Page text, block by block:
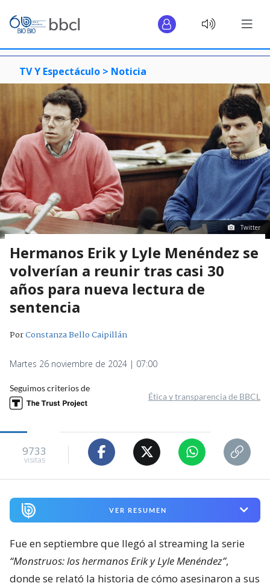
TV Y Espectáculo > Noticia
Twitter
Hermanos Erik y Lyle Menéndez se
volverían a reunir tras casi 30
años para nueva lectura de
sentencia
PorConstanza Bello Caipillán
Martes 26 noviembre de 2024 | 07:00
Seguimos criterios de
Ética y transparencia de BBCL
9733
visitas
VER RESUMEN
Fue en septiembre que llegó al streaming la serie
“Monstruos: los hermanos Erik y Lyle Menéndez”,
donde se relató la historia de cómo asesinaron a sus